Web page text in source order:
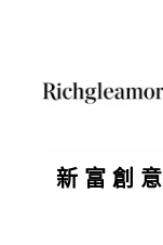
新 富 創 意